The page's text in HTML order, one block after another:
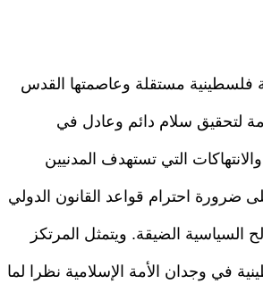
فلسطينية مستقلة وعاصمتها القدس
لتحقيق سلام دائم وعادل في
التي تستهدف المدنيين
ضرورة احترام قواعد القانون الدولي
السياسية الضيقة. ويتمثل المرتكز
في وجدان الأمة الإسلامية نظرا لما